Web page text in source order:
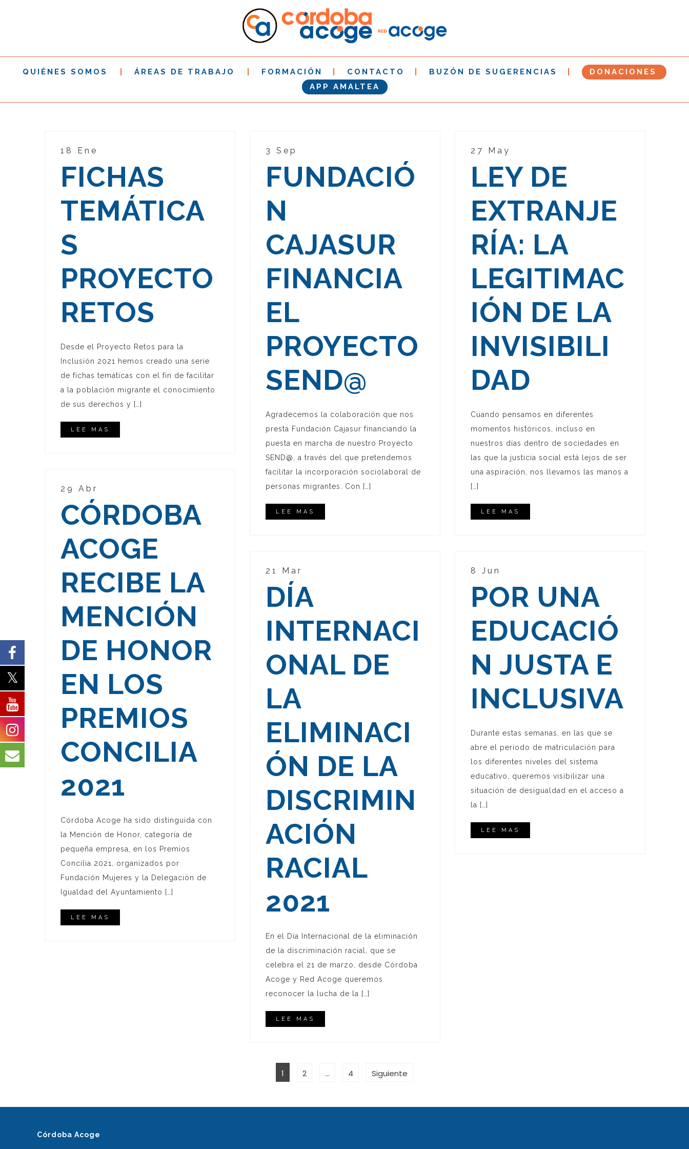
QUIÉNES SOMOS ÁREAS DE TRABAJO FORMACIÓN CONTACTO BUZÓN DE SUGERENCIAS
DONACIONES
APP AMALTEA
18 Ene
FICHAS
TEMÁTICA
S
PROYECTO
RETOS
Desde el Proyecto Retos para la
Inclusión 2021 hemos creado una serie
de fichas temáticas con el fin de facilitar
a la población migrante el conocimiento
de sus derechos y […]
LEE MAS
3 Sep
FUNDACIÓ
N
CAJASUR
FINANCIA
EL
PROYECTO
SEND@
Agradecemos la colaboración que nos
presta Fundación Cajasur financiando la
puesta en marcha de nuestro Proyecto
SEND@, a través del que pretendemos
facilitar la incorporación sociolaboral de
personas migrantes. Con […]
LEE MAS
27 May
LEY DE
EXTRANJE
RÍA: LA
LEGITIMAC
IÓN DE LA
INVISIBILI
DAD
Cuando pensamos en diferentes
momentos históricos, incluso en
nuestros días dentro de sociedades en
las que la justicia social está lejos de ser
una aspiración, nos llevamos las manos a
[…]
LEE MAS
29 Abr
CÓRDOBA
ACOGE
RECIBE LA
MENCIÓN
DE HONOR
EN LOS
PREMIOS
CONCILIA
2021
Córdoba Acoge ha sido distinguida con
la Mención de Honor, categoría de
pequeña empresa, en los Premios
Concilia 2021, organizados por
Fundación Mujeres y la Delegación de
Igualdad del Ayuntamiento […]
LEE MAS
21 Mar
DÍA
INTERNACI
ONAL DE
LA
ELIMINACI
ÓN DE LA
DISCRIMIN
ACIÓN
RACIAL
2021
En el Día Internacional de la eliminación
de la discriminación racial, que se
celebra el 21 de marzo, desde Córdoba
Acoge y Red Acoge queremos
reconocer la lucha de la […]
LEE MAS
8 Jun
POR UNA
EDUCACIÓ
N JUSTA E
INCLUSIVA
Durante estas semanas, en las que se
abre el periodo de matriculación para
los diferentes niveles del sistema
educativo, queremos visibilizar una
situación de desigualdad en el acceso a
la […]
LEE MAS
DE
ENTRADAS
Página
1 Página
2 … Página
4 Siguiente
Córdoba Acoge